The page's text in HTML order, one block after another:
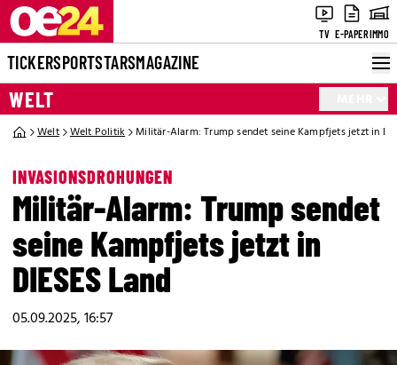
TV E-PAPERIMMO
TICKERSPORTSTARSMAGAZINE
WELT
Welt Welt Politik Militär-Alarm: Trump sendet seine Kampfjets jetzt in
INVASIONSDROHUNGEN
Militär-Alarm: Trump sendet
seine Kampfjets jetzt in
DIESES Land
05.09.2025, 16:57